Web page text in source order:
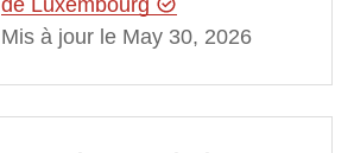
de Luxembourg
Mis à jour le May 30, 2026